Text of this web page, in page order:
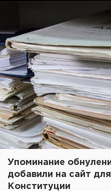
Упоминание
добавили на сайт
Конституции